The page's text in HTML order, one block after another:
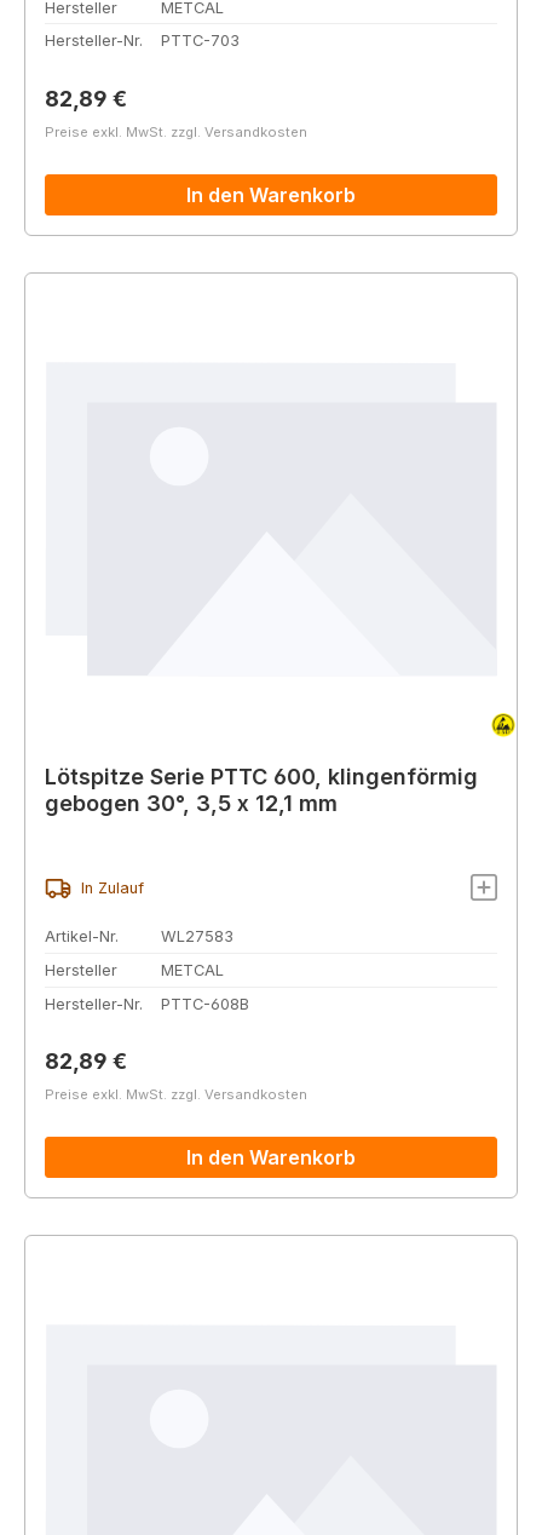
Hersteller
METCAL
Hersteller-Nr.
PTTC-703
Regulärer Preis:
82,89 €
Preise exkl. MwSt. zzgl. Versandkosten
In den Warenkorb
Lötspitze Serie PTTC 600, klingenförmig
gebogen 30°, 3,5 x 12,1 mm
In Zulauf
Artikel-Nr.
WL27583
Hersteller
METCAL
Hersteller-Nr.
PTTC-608B
Regulärer Preis:
82,89 €
Preise exkl. MwSt. zzgl. Versandkosten
In den Warenkorb